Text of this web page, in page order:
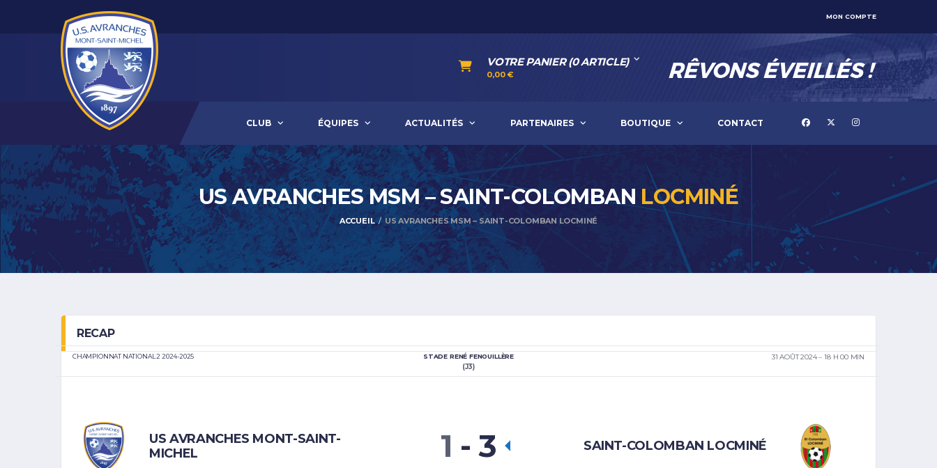
MON COMPTE
VOTRE PANIER (0 ARTICLE)
0,00€
CLUB ÉQUIPES ACTUALITÉS PARTENAIRES BOUTIQUE CONTACT
US AVRANCHES MSM – SAINT-COLOMBAN LOCMINÉ
ACCUEIL US AVRANCHES MSM – SAINT-COLOMBAN LOCMINÉ
RECAP
CHAMPIONNAT NATIONAL 2 2024-2025 STADE RENÉ FENOUILLÈRE 31 AOÛT 2024
18 H 00 MIN
(J3)
US AVRANCHES MONT-SAINT-
MICHEL
SAINT-COLOMBAN LOCMINÉ
1 - 3